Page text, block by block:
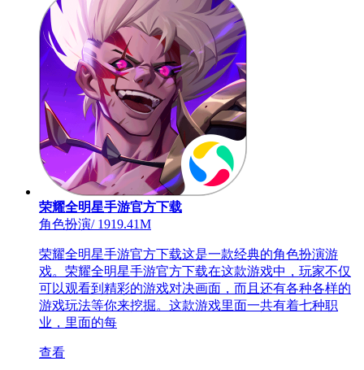
荣耀全明星手游官方下载
角色扮演/1919.41M
荣耀全明星手游官方下载这是一款经典的角色扮演游
戏。荣耀全明星手游官方下载在这款游戏中，玩家不仅
可以观看到精彩的游戏对决画面，而且还有各种各样的
游戏玩法等你来挖掘。这款游戏里面一共有着七种职
业，里面的每
查看